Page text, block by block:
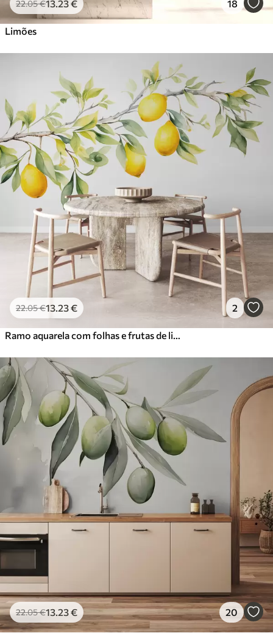
22.05€13.23€ 18
Limões
22.05€13.23€ 2
Ramo aquarela com folhas e frutas de limão
22.05€13.23€ 20